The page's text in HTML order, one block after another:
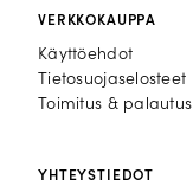
VERKKOKAUPPA
Käyttöehdot
Tietosuojaselosteet
Toimitus & palautus
YHTEYSTIEDOT